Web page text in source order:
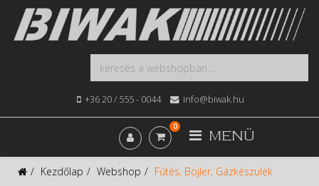
+36 20 / 555 - 0044 info@biwak.hu
MENÜ
0
Kezdőlap Webshop Fűtés, Bojler, Gázkészülék